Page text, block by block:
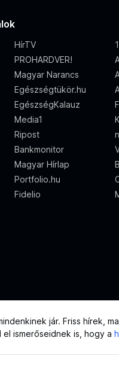
HírTV
PROHARDVER!
Magyar Narancs
Egészségtükör.hu
EgészségKalauz
Media1
Ripost
Bankmonitor
Magyar Hírlap
Portfolio.hu
Fidelio
jár. Friss hírek,
ismerőseidnek is, hogy a